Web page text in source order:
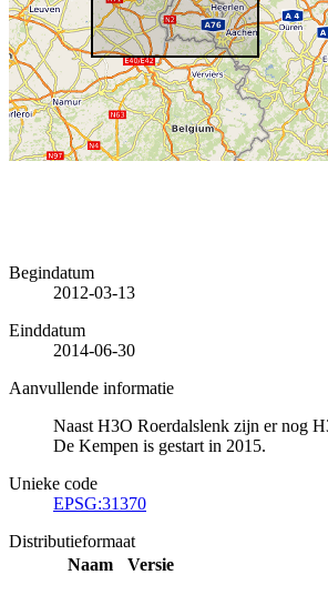
Begindatum
2012-03-13
Einddatum
2014-06-30
Aanvullende informatie
Naast H3O Roerdalslenk zijn er nog
De Kempen is gestart in 2015.
Unieke code
EPSG:31370
Distributieformaat
Naam
Versie